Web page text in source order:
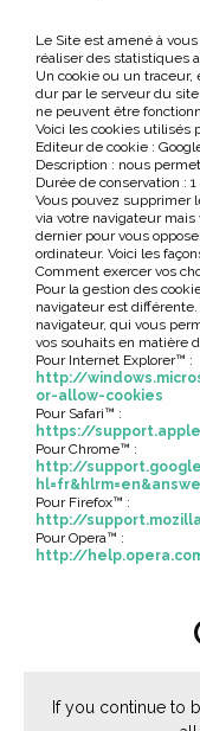
Le Site est amené à
réaliser des statistiques
Un cookie ou un
dur par le serveur du
ne peuvent être
Voici les cookies utilisés
Editeur de cookie :
Description : nous
Durée de conservation : 1
Vous pouvez supprimer
via votre navigateur
dernier pour vous
ordinateur. Voici les
Comment exercer vos
Pour la gestion des
navigateur est
navigateur, qui vous
vos souhaits en matière
Pour Internet Explorer™ :
http://
or-allow-cookies
Pour Safari™ :
https://
Pour Chrome™ :
http://
Pour Firefox™ :
http://
Pour Opera™ :
http://
64, rue
If you continue to